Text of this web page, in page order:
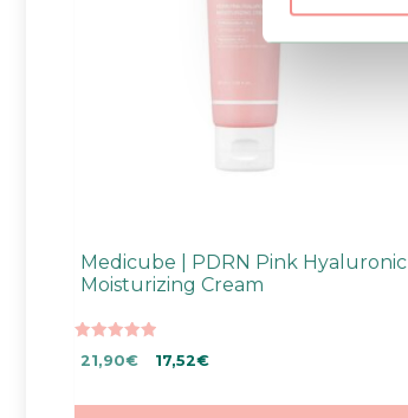
Medicube | PDRN Pink Hyaluronic
Moisturizing Cream
5.00
5:stä
Alkuperäinen
oli:
21,90€Nykyinen
on:
17,52€